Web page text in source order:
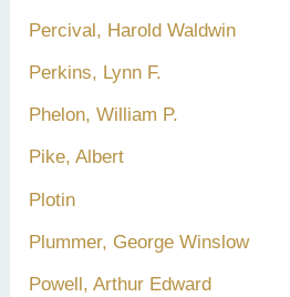
Percival, Harold Waldwin
Perkins, Lynn F.
Phelon, William P.
Pike, Albert
Plotin
Plummer, George Winslow
Powell, Arthur Edward